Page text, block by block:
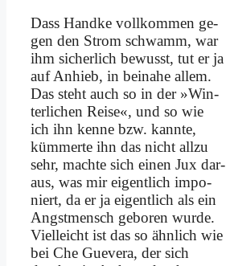
Dass Hand­ke voll­kom­men ge­
gen den Strom schwamm, war
ihm si­cher­lich be­wusst, tut er ja
auf An­hieb, in bei­na­he al­lem.
Das steht auch so in der »Win­
ter­li­chen Rei­se«, und so wie
ich ihn ken­ne bzw. kann­te,
küm­mer­te ihn das nicht all­zu
sehr, mach­te sich ei­nen Jux dar­
aus, was mir ei­gent­lich im­po­
niert, da er ja ei­gent­lich als ein
Angst­mensch ge­bo­ren wur­de.
Viel­leicht ist das so ähn­lich wie
bei Che Gue­ve­ra, der sich